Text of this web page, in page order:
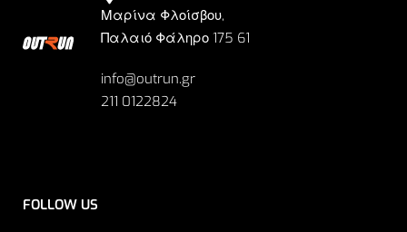
Μαρίνα Φλοίσβου,
Παλαιό Φάληρο 175 61
info@outrun.gr
211 0122824
FOLLOW US